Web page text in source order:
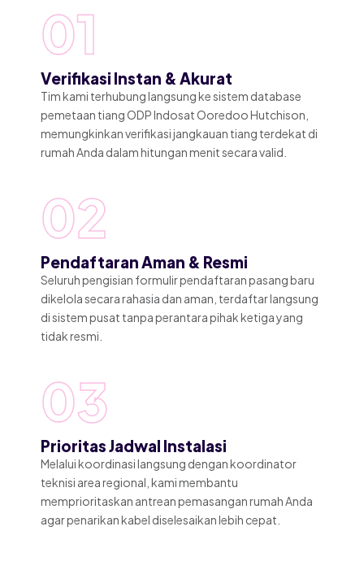
01
Verifikasi Instan & Akurat
Tim kami terhubung langsung ke sistem database
pemetaan tiang ODP Indosat Ooredoo Hutchison,
memungkinkan verifikasi jangkauan tiang terdekat di
rumah Anda dalam hitungan menit secara valid.
02
Pendaftaran Aman & Resmi
Seluruh pengisian formulir pendaftaran pasang baru
dikelola secara rahasia dan aman, terdaftar langsung
di sistem pusat tanpa perantara pihak ketiga yang
tidak resmi.
03
Prioritas Jadwal Instalasi
Melalui koordinasi langsung dengan koordinator
teknisi area regional, kami membantu
memprioritaskan antrean pemasangan rumah Anda
agar penarikan kabel diselesaikan lebih cepat.